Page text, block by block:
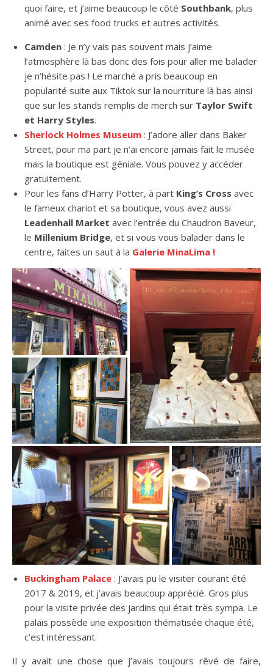
quoi faire, et j’aime beaucoup le côté Southbank, plus
animé avec ses food trucks et autres activités.
Camden : Je n’y vais pas souvent mais j’aime
l’atmosphère là bas donc des fois pour aller me balader
je n’hésite pas ! Le marché a pris beaucoup en
popularité suite aux Tiktok sur la nourriture là bas ainsi
que sur les stands remplis de merch sur Taylor Swift
et Harry Styles.
Sherlock Holmes Museum : J’adore aller dans Baker
Street, pour ma part je n’ai encore jamais fait le musée
mais la boutique est géniale. Vous pouvez y accéder
gratuitement.
Pour les fans d’Harry Potter, à part King’s Cross avec
le fameux chariot et sa boutique, vous avez aussi
Leadenhall Market avec l’entrée du Chaudron Baveur,
le Millenium Bridge, et si vous vous balader dans le
centre, faites un saut à la Galerie MinaLima !
Buckingham Palace : J’avais pu le visiter courant été
2017 & 2019, et j’avais beaucoup apprécié. Gros plus
pour la visite privée des jardins qui était très sympa. Le
palais possède une exposition thématisée chaque été,
c’est intéressant.
Il y avait une chose que j’avais toujours rêvé de faire,